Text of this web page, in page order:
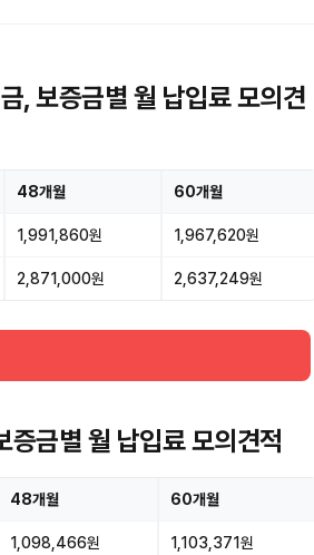
보증금별 월 납입료 모의견
48개월 60개월
1,991,860원 1,967,620원
2,871,000원 2,637,249원
금별 월 납입료 모의견적
48개월 60개월
1,098,466원 1,103,371원